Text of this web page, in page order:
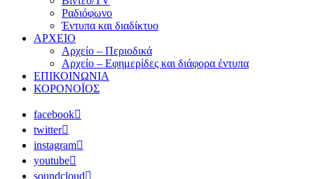
Ραδιόφωνο
Έντυπα και διαδίκτυο
ΑΡΧΕΙΟ
Αρχείο – Περιοδικά
Αρχείο – Εφημερίδες και διάφορα έντυπα
ΕΠΙΚΟΙΝΩΝΙΑ
ΚΟΡΟΝΟΪΟΣ
facebook
twitter
instagram
youtube
soundcloud